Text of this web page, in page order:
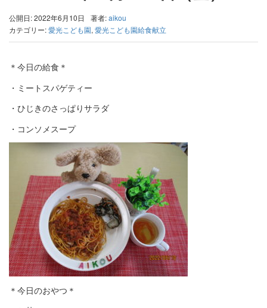
公開日: 2022年6月10日 著者:aikou
カテゴリー:愛光こども園, 愛光こども園給食献立
＊今日の給食＊
・ミートスパゲティー
・ひじきのさっぱりサラダ
・コンソメスープ
＊今日のおやつ＊